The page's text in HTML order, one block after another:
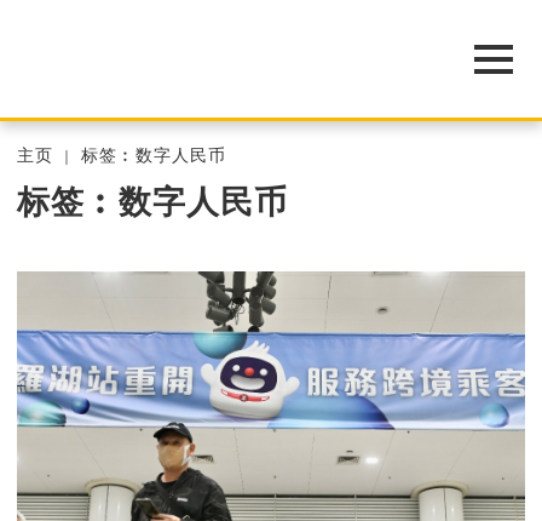
主页 标签︰数字人民币
标签︰数字人民币